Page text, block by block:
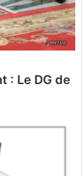
: Le DG de